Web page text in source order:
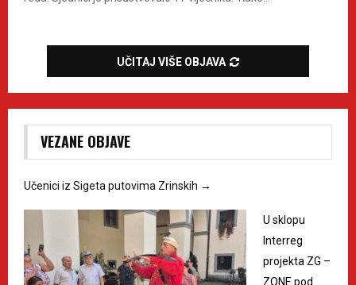
UČITAJ VIŠE OBJAVA
VEZANE OBJAVE
Učenici iz Sigeta putovima Zrinskih →
U sklopu
Interreg
projekta ZG –
ZONE pod